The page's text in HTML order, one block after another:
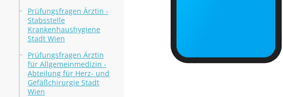
Prüfungsfragen Ärztin -
Stabsstelle
Krankenhaushygiene
Stadt Wien
Prüfungsfragen Ärztin
für Allgemeinmedizin -
Abteilung für Herz- und
Gefäßchirurgie Stadt
Wien